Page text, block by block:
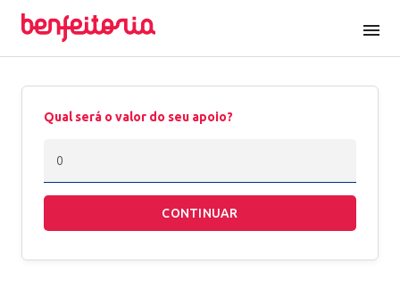
menu
Qual será o valor do seu apoio?
CONTINUAR